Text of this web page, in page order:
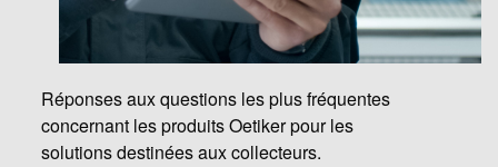
Réponses aux questions les plus fréquentes
concernant les produits Oetiker pour les
solutions destinées aux collecteurs.